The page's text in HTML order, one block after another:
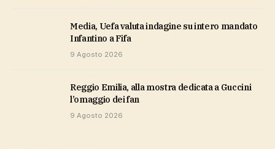
Media, Uefa valuta indagine su intero mandato
Infantino a Fifa
9 Agosto 2026
Reggio Emilia, alla mostra dedicata a Guccini
l’omaggio dei fan
9 Agosto 2026